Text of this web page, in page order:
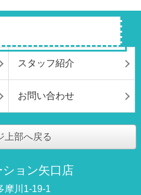
スタッフ紹介
お問い合わせ
上部へ戻る
ション矢口店
摩川1-19-1